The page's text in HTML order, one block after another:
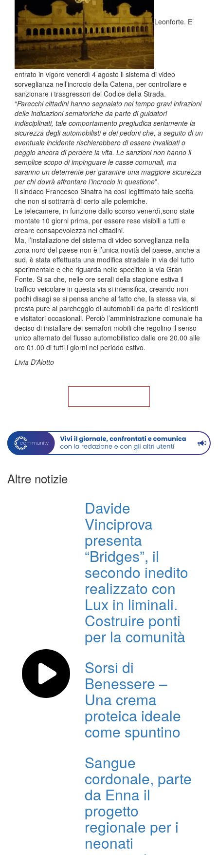
Leonforte. E’
entrato in vigore venerdì 4 agosto il sistema di video
sorveglianza nell’incrocio della Catena, per controllare e
sanzionare i trasgressori del Codice della Strada.
“Parecchi cittadini hanno segnalato nel tempo gravi infrazioni
delle indicazioni semaforiche da parte di guidatori
indisciplinati, tale comportamento pregiudica seriamente la
sicurezza degli automobilisti e dei pedoni che, a seguito di un
eventuale incidente rischierebbero di essere invalidati o
peggio ancora di perdere la vita. Le sanzioni non hanno il
semplice scopo di impinguare le casse comunali, ma
saranno un deterrente per garantire una maggiore sicurezza
per chi dovrà affrontare l’incrocio in questione”.
Il sindaco Francesco Sinatra ha così legittimato tale scelta
che non si sottrarrà di certo alle polemiche.
Le telecamere, in funzione dallo scorso venerdì,sono state
montate 10 giorni prima, per essere rese visibili a tutti e
creare consapevolezza nei cittadini.
Ma, l’installazione del sistema di video sorveglianza nella
zona nord del paese non è l’unica novità del paese, anche a
sud, è stata effettuata una modifica stradale in via del tutto
sperimentale e che riguarda nello specifico la via Gran
Fonte. Si sa che, nelle ore serali della stagione estiva il
traffico veicolare in questa via si intensifica, creando non
pochi disagi se si pensa anche al fatto che, la stessa via, si
presta pure al parcheggio di automobili da parte di residenti
e visitatori occasionali. Perciò l’amministrazione comunale ha
deciso di installare dei semafori mobili che regolino il senso
unico alternato del flusso automobilistico dalle ore 20.00 alle
ore 01.00 di tutti i giorni nel periodo estivo.
Livia D’Alotto
Altre notizie
Davide
Vinciprova
presenta
“Bridges”, il
secondo inedito
realizzato con
Lux in liminali.
Costruire ponti
per la comunità
Sorsi di
Benessere –
Una crema
proteica ideale
come spuntino
Sangue
cordonale, parte
da Enna il
progetto
regionale per i
neonati